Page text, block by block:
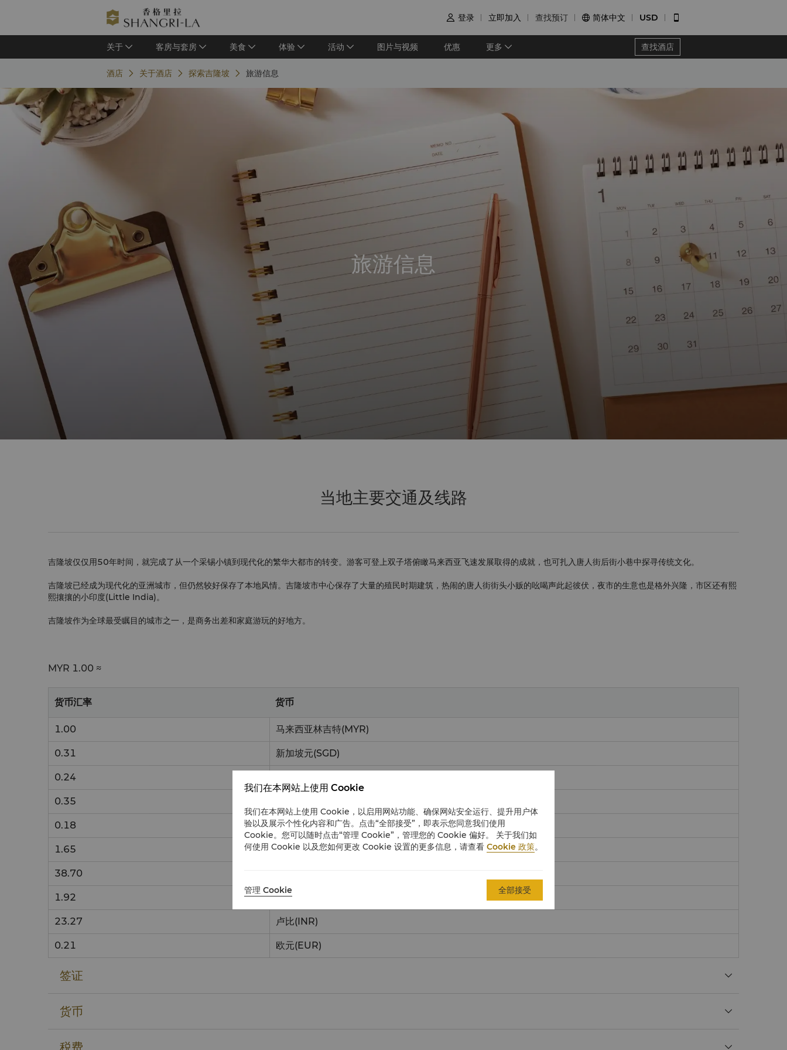
 登录 立即加入 查找预订  简体中文 USD 
关于 客房与套房 美食 体验 活动 图片与视频 优惠 更多 查找酒店
酒店 关于酒店 探索吉隆坡 旅游信息
旅游信息
当地主要交通及线路
吉隆坡仅仅用50年时间，就完成了从一个采锡小镇到现代化的繁华大都市的转变。游客可登上双子塔俯瞰马来西亚飞速发展取得的成就，也可扎入唐人街后街小巷中探寻传统文化。
吉隆坡已经成为现代化的亚洲城市，但仍然较好保存了本地风情。吉隆坡市中心保存了大量的殖民时期建筑，热闹的唐人街街头小贩的吆喝声此起彼伏，夜市的生意也是格外兴隆，市区还有熙
熙攘攘的小印度(Little India)。
吉隆坡作为全球最受瞩目的城市之一，是商务出差和家庭游玩的好地方。
MYR 1.00 ≈
货币汇率 货币
1.00 马来西亚林吉特(MYR)
0.31 新加坡元(SGD)
0.24
0.35
0.18 英镑(GBP)
1.65 人民币(CNY)
38.70
1.92 港币
23.27 卢比(INR)
0.21 欧元(EUR)
签证
货币
税费
我们在本网站上使用 Cookie
我们在本网站上使用 Cookie，以启用网站功能、确保网站安全运行、提升用户体
验以及展示个性化内容和广告。点击“全部接受”，即表示您同意我们使用
Cookie。您可以随时点击“管理 Cookie”，管理您的 Cookie 偏好。 关于我们如
何使用 Cookie 以及您如何更改 Cookie 设置的更多信息，请查看 Cookie 政策。
管理 Cookie 全部接受